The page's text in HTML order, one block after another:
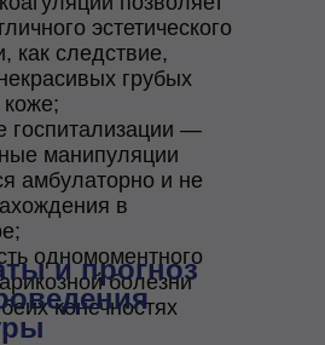
эстетического
как следствие,
грубых
госпитализации —
манипуляции
амбулаторно и не
в
одномоментного
болезни
конечностях
и прогноз